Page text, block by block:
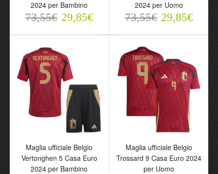
Maglia ufficiale Belgio
Lukebakio 14 Casa Euro
2024 per Bambino
73,55€
Maglia ufficiale Belgio
Vertonghen 5 Casa Euro
2024 per Uomo
73,55€ 29,85€
2024 per Bambino
73,55€ 29,85€
2024 per Uomo
73,55€ 29,85€
Maglia ufficiale Belgio
Vertonghen 5 Casa Euro
2024 per Bambino
Maglia ufficiale Belgio
Trossard 9 Casa Euro 2024
per Uomo